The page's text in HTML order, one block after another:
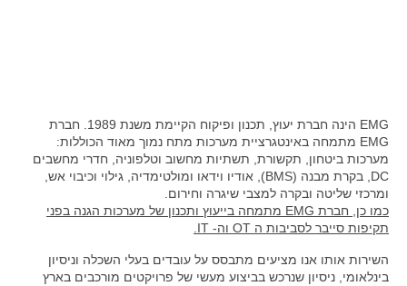
EMG הינה חברת יעוץ, תכנון ופיקוח הקיימת משנת 1989. חברת
EMG מתמחה באינטגרציית מערכות מתח נמוך מאוד הכוללות:
מערכות ביטחון, תקשורת, תשתיות מחשוב וטלפוניה, חדרי מחשבים
DC, בקרת מבנה (BMS), אודיו וידאו ומולטימדיה, גילוי וכיבוי אש,
ומרכזי שליטה ובקרה למצבי שיגרה וחירום.
כמו כן, חברת EMG מתמחה בייעוץ ותכנון של מערכות הגנה בפני
תקיפות סייבר לסביבות ה OT וה- IT.
השירות אותו אנו מציעים מתבסס על עובדים בעלי השכלה וניסיון
בינלאומי, ניסיון שנרכש בביצוע מעשי של פרויקטים מורכבים בארץ